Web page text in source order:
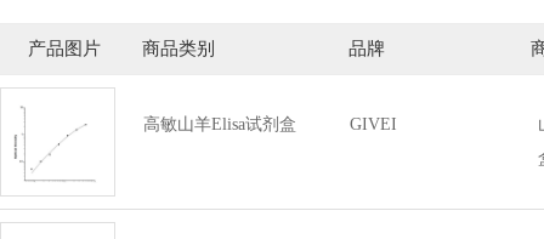
高敏绵羊Elisa试剂盒 高敏山羊Elisa试剂盒
产品图片 商品类别 品牌
高敏山羊Elisa试剂盒 GIVEI